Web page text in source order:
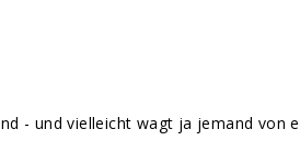
- und vielleicht wagt ja jemand von